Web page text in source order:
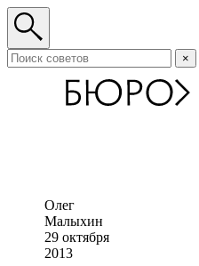
×
Олег
Малыхин
29 октября
2013